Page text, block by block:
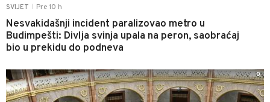
SVIJET Pre 10 h
Nesvakidašnji incident paralizovao metro u
Budimpešti: Divlja svinja upala na peron, saobraćaj
bio u prekidu do podneva
0